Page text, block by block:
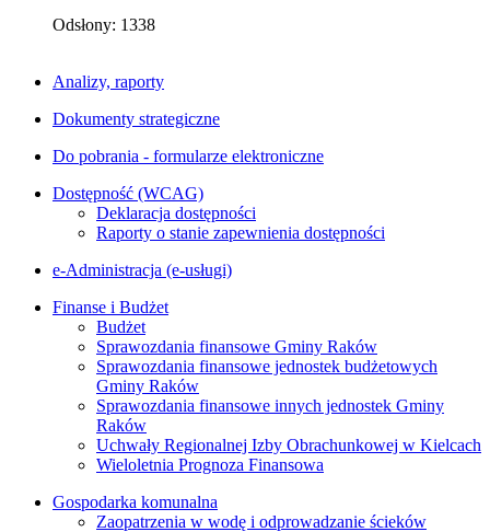
Odsłony: 1338
Analizy, raporty
Dokumenty strategiczne
Do pobrania - formularze elektroniczne
Dostępność (WCAG)
Deklaracja dostępności
Raporty o stanie zapewnienia dostępności
e-Administracja (e-usługi)
Finanse i Budżet
Budżet
Sprawozdania finansowe Gminy Raków
Sprawozdania finansowe jednostek budżetowych
Gminy Raków
Sprawozdania finansowe innych jednostek Gminy
Raków
Uchwały Regionalnej Izby Obrachunkowej w Kielcach
Wieloletnia Prognoza Finansowa
Gospodarka komunalna
Zaopatrzenia w wodę i odprowadzanie ścieków